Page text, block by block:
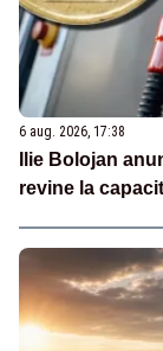
6 aug. 2026, 17:38
Ilie Bolojan
revine la